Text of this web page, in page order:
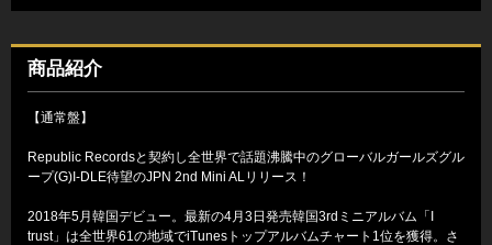
商品紹介
【通常盤】
Republic Recordsと契約し全世界で話題沸騰中のグローバルガールズグル
ープ(G)I-DLE待望のJPN 2nd Mini ALリリース！
2018年5月韓国デビュー。最新の4月3日発売韓国3rdミニアルバム「I
trust」は全世界61の地域でiTunesトップアルバムチャート1位を獲得。さ